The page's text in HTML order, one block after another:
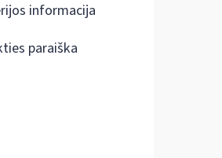
informacija
paraiška